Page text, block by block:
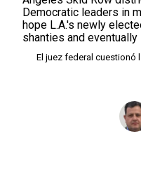
El juez federal cuestionó